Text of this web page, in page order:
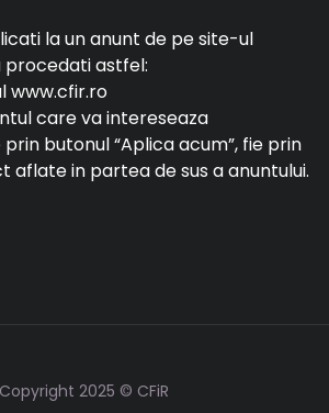
la un anunt de pe site-ul
procedati astfel:
www.cfir.ro
care va intereseaza
butonul “Aplica acum”, fie prin
aflate in partea de sus a anuntului.
Copyright 2025 © CFiR